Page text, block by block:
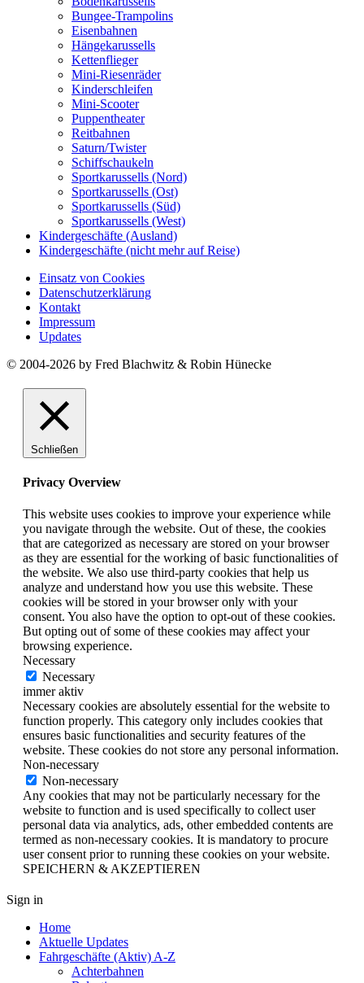
Bungee-Trampolins
Eisenbahnen
Hängekarussells
Kettenflieger
Mini-Riesenräder
Kinderschleifen
Mini-Scooter
Puppentheater
Reitbahnen
Saturn/Twister
Schiffschaukeln
Sportkarussells (Nord)
Sportkarussells (Ost)
Sportkarussells (Süd)
Sportkarussells (West)
Kindergeschäfte (Ausland)
Kindergeschäfte (nicht mehr auf Reise)
Einsatz von Cookies
Datenschutzerklärung
Kontakt
Impressum
Updates
© 2004-2026 by Fred Blachwitz & Robin Hünecke
Schließen
Privacy Overview
This website uses cookies to improve your experience while
you navigate through the website. Out of these, the cookies
that are categorized as necessary are stored on your browser
as they are essential for the working of basic functionalities of
the website. We also use third-party cookies that help us
analyze and understand how you use this website. These
cookies will be stored in your browser only with your
consent. You also have the option to opt-out of these cookies.
But opting out of some of these cookies may affect your
browsing experience.
Necessary
Necessary
immer aktiv
Necessary cookies are absolutely essential for the website to
function properly. This category only includes cookies that
ensures basic functionalities and security features of the
website. These cookies do not store any personal information.
Non-necessary
Non-necessary
Any cookies that may not be particularly necessary for the
website to function and is used specifically to collect user
personal data via analytics, ads, other embedded contents are
termed as non-necessary cookies. It is mandatory to procure
user consent prior to running these cookies on your website.
SPEICHERN & AKZEPTIEREN
Sign in
Home
Aktuelle Updates
Fahrgeschäfte (Aktiv) A-Z
Achterbahnen